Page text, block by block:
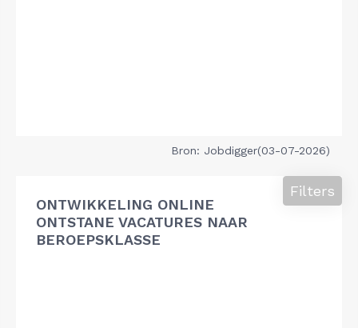
Bron: Jobdigger(03-07-2026)
ONTWIKKELING ONLINE
ONTSTANE VACATURES NAAR
BEROEPSKLASSE
Filters